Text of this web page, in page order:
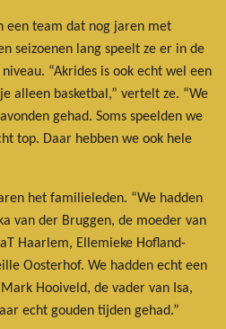
een team dat nog jaren met
seizoenen lang speelt ze er in de
“Akrides is ook echt wel een
alleen basketbal,” vertelt ze. “We
gehad. Soms speelden we
top. Daar hebben we ook hele
het familieleden. “We hadden
van der Bruggen, de moeder van
Haarlem, Ellemieke Hofland-
Oosterhof. We hadden echt een
Hooiveld, de vader van Isa,
echt gouden tijden gehad.”